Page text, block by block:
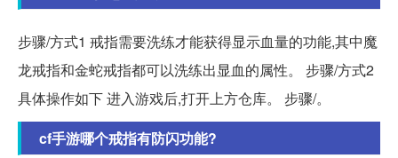
步骤/方式1 戒指需要洗练才能获得显示血量的功能,其中魔
龙戒指和金蛇戒指都可以洗练出显血的属性。 步骤/方式2
具体操作如下 进入游戏后,打开上方仓库。 步骤/。
cf手游哪个戒指有防闪功能?